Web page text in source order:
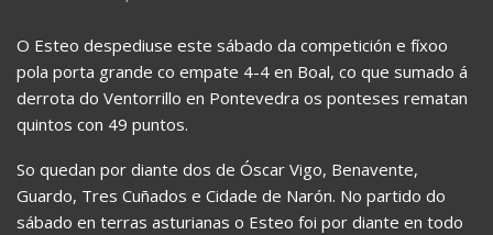
O Esteo despediuse este sábado da competición e fíxoo
pola porta grande co empate 4-4 en Boal, co que sumado á
derrota do Ventorrillo en Pontevedra os ponteses rematan
quintos con 49 puntos.
So quedan por diante dos de Óscar Vigo, Benavente,
Guardo, Tres Cuñados e Cidade de Narón. No partido do
sábado en terras asturianas o Esteo foi por diante en todo